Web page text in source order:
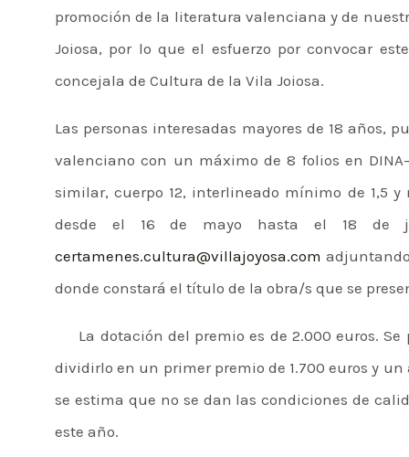
promoción de la literatura valenciana y de
Joiosa, por lo que el esfuerzo por convocar
concejala de Cultura de la Vila Joiosa.
Las personas interesadas mayores de 18 años,
valenciano con un máximo de 8 folios en
similar, cuerpo 12, interlineado mínimo de 1,5
desde el 16 de mayo hasta el 18 de
certamenes.cultura@villajoyosa.com
donde constará el título de la obra/s que se
La dotación del premio es de 2.000 euros.
dividirlo en un primer premio de 1.700 euros y
se estima que no se dan las condiciones de
este año.